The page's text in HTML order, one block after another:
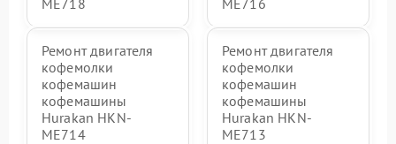
Ремонт двигателя
кофемолки
кофемашин
кофемашины
Hurakan HKN-
ME714
Ремонт двигателя
кофемолки
кофемашин
кофемашины
Hurakan HKN-
ME713